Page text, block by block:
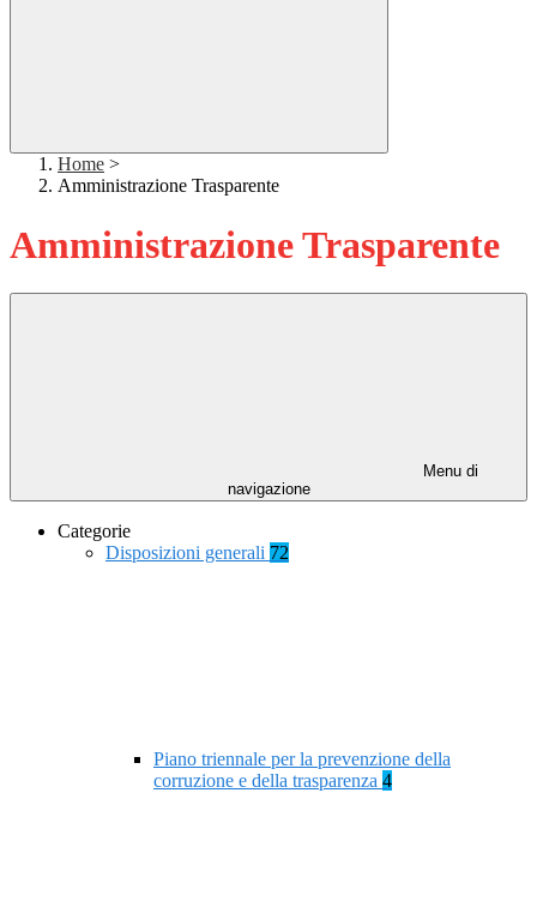
Home >
Amministrazione Trasparente
Amministrazione Trasparente
Menu di
navigazione
Categorie
Disposizioni generali 72
Piano triennale per la prevenzione della
corruzione e della trasparenza 4